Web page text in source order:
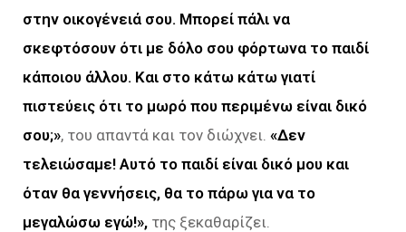
στην οικογένειά σου. Μπορεί πάλι να
σκεφτόσουν ότι με δόλο σου φόρτωνα το παιδί
κάποιου άλλου. Και στο κάτω κάτω γιατί
πιστεύεις ότι το μωρό που περιμένω είναι δικό
σου;», του απαντά και τον διώχνει. «Δεν
τελειώσαμε! Αυτό το παιδί είναι δικό μου και
όταν θα γεννήσεις, θα το πάρω για να το
μεγαλώσω εγώ!», της ξεκαθαρίζει.